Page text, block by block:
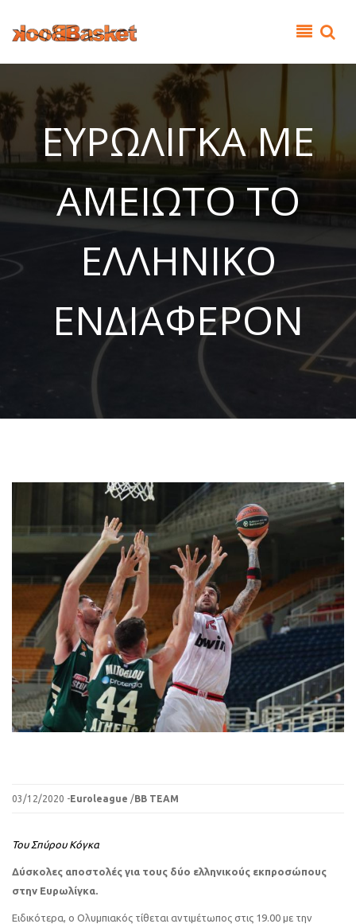
ΕΥΡΩΛΙΓΚΑ ΜΕ
ΑΜΕΙΩΤΟ ΤΟ
ΕΛΛΗΝΙΚΟ
ΕΝΔΙΑΦΕΡΟΝ
03/12/2020 -Euroleague /BB TEAM
Του Σπύρου Κόγκα
Δύσκολες αποστολές για τους δύο ελληνικούς εκπροσώπους
στην Ευρωλίγκα.
Ειδικότερα, ο Ολυμπιακός τίθεται αντιμέτωπος στις 19.00 με την